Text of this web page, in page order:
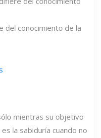
del conocimiento de la
mientras su objetivo
la sabiduría cuando no